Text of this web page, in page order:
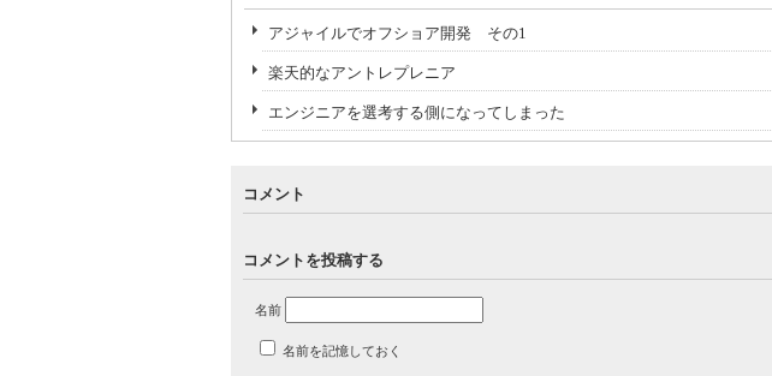
アジャイルでオフショア開発 その1
楽天的なアントレプレニア
エンジニアを選考する側になってしまった
コメント
コメントを投稿する
名前
名前を記憶しておく